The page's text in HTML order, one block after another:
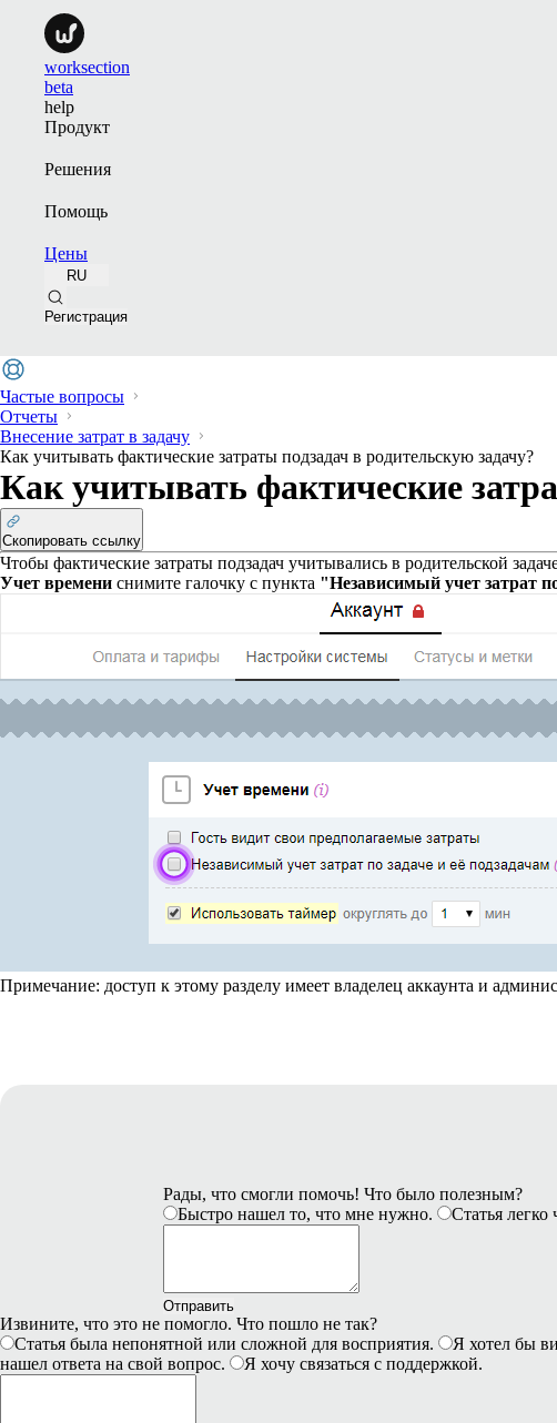
worksection
beta
help
Продукт
Решения
Помощь
Цены
RU
Регистрация
Частые вопросы
Отчеты
Внесение затрат в задачу
Как учитывать фактические затраты подзадач в родительскую задачу?
Как учитывать фактические
Скопировать ссылку
Чтобы фактические затраты подзадач учитывались в родительской
Учет времени снимите галочку с пункта "Независимый учет затрат
Примечание: доступ к этому разделу имеет владелец аккаунта и
Рады, что смогли помочь! Что было полезным?
Быстро нашел то, что мне нужно.
Статья легко
Отправить
Извините, что это не помогло. Что пошло не так?
Статья была непонятной или сложной для восприятия.
Я хотел бы
нашел ответа на свой вопрос.
Я хочу связаться с поддержкой.